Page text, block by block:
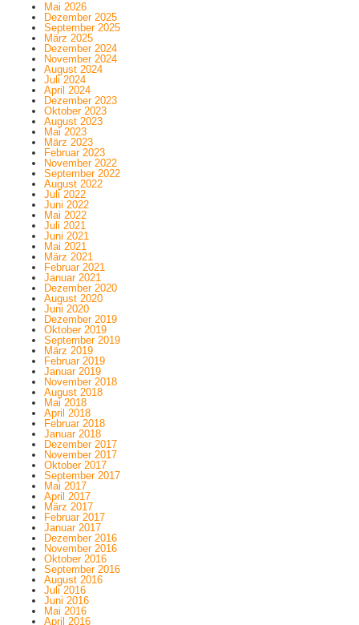
Mai 2026
Dezember 2025
September 2025
März 2025
Dezember 2024
November 2024
August 2024
Juli 2024
April 2024
Dezember 2023
Oktober 2023
August 2023
Mai 2023
März 2023
Februar 2023
November 2022
September 2022
August 2022
Juli 2022
Juni 2022
Mai 2022
Juli 2021
Juni 2021
Mai 2021
März 2021
Februar 2021
Januar 2021
Dezember 2020
August 2020
Juni 2020
Dezember 2019
Oktober 2019
September 2019
März 2019
Februar 2019
Januar 2019
November 2018
August 2018
Mai 2018
April 2018
Februar 2018
Januar 2018
Dezember 2017
November 2017
Oktober 2017
September 2017
Mai 2017
April 2017
März 2017
Februar 2017
Januar 2017
Dezember 2016
November 2016
Oktober 2016
September 2016
August 2016
Juli 2016
Juni 2016
Mai 2016
April 2016